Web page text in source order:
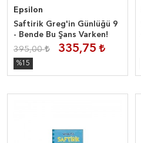
Epsilon
Saftirik Greg'in Günlüğü 9
- Bende Bu Şans Varken!
395,00 335,75
%15